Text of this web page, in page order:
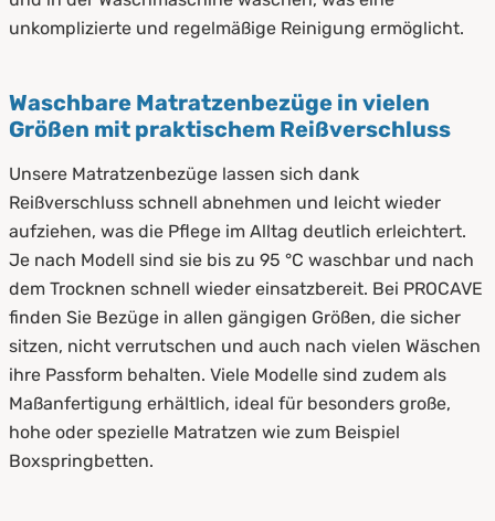
unkomplizierte und regelmäßige Reinigung ermöglicht.
Waschbare Matratzenbezüge in vielen
Größen mit praktischem Reißverschluss
Unsere Matratzenbezüge lassen sich dank
Reißverschluss schnell abnehmen und leicht wieder
aufziehen, was die Pflege im Alltag deutlich erleichtert.
Je nach Modell sind sie bis zu 95 °C waschbar und nach
dem Trocknen schnell wieder einsatzbereit. Bei PROCAVE
finden Sie Bezüge in allen gängigen Größen, die sicher
sitzen, nicht verrutschen und auch nach vielen Wäschen
ihre Passform behalten. Viele Modelle sind zudem als
Maßanfertigung erhältlich, ideal für besonders große,
hohe oder spezielle Matratzen wie zum Beispiel
Boxspringbetten.